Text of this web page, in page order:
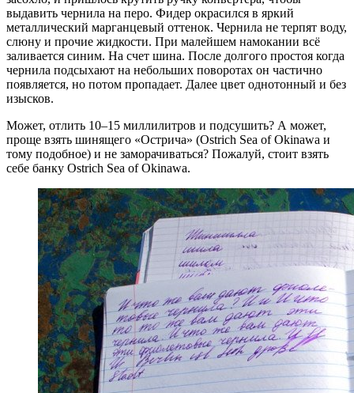
выдавить чернила на перо. Фидер окрасился в яркий
металлический марганцевый оттенок. Чернила не терпят воду,
слюну и прочие жидкости. При малейшем намокании всё
заливается синим. На счет шина. После долгого простоя когда
чернила подсыхают на небольших поворотах он частично
появляется, но потом пропадает. Далее цвет однотонный и без
изысков.
Может, отлить 10–15 миллилитров и подсушить? А может,
проще взять шинящего «Острича» (Ostrich Sea of Okinawa и
тому подобное) и не заморачиваться? Пожалуй, стоит взять
себе банку Ostrich Sea of Okinawa.